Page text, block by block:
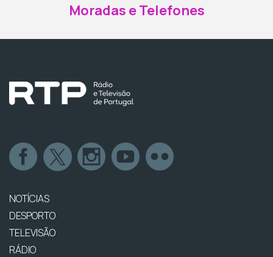
Moradas e Telefones
NOTÍCIAS
DESPORTO
TELEVISÃO
RÁDIO